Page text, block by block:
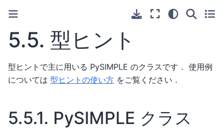
5.5. 型ヒント
型ヒントで主に用いる PySIMPLE のクラスです． 使用例
については 型ヒントの使い方 をご覧ください．
5.5.1. PySIMPLE クラス